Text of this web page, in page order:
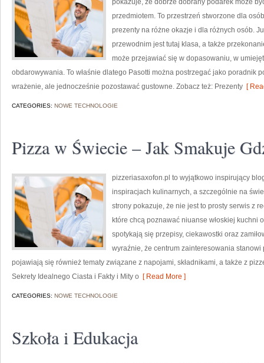
pokazuje, że dobrze dobrany podarek może
przedmiotem. To przestrzeń stworzone dla
prezenty na różne okazje i dla różnych osób.
przewodnim jest tutaj klasa, a także
może przejawiać się w dopasowaniu, w
obdarowywania. To właśnie dlatego Pasotti można postrzegać jako poradnik
wrażenie, ale jednocześnie pozostawać gustowne. Zobacz też: Prezenty [
CATEGORIES: NOWE TECHNOLOGIE
Pizza w Świecie – Jak Smakuje
pizzeriasaxofon.pl to wyjątkowo inspirujący
inspiracjach kulinarnych, a szczególnie na
strony pokazuje, że nie jest to prosty serwis z
które chcą poznawać niuanse włoskiej kuchni
spotykają się przepisy, ciekawostki oraz
wyraźnie, że centrum zainteresowania
pojawiają się również tematy związane z napojami, składnikami, a także z
Sekrety Idealnego Ciasta i Fakty i Mity o [ Read More ]
CATEGORIES: NOWE TECHNOLOGIE
Szkoła i Edukacja